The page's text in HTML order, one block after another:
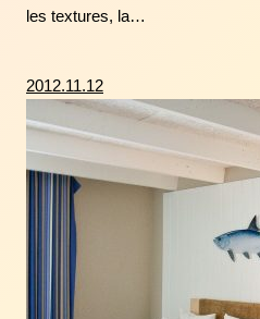
les textures, la…
2012.11.12